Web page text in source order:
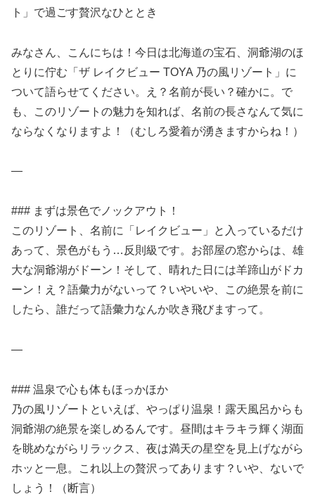
ト」で過ごす贅沢なひととき
みなさん、こんにちは！今日は北海道の宝石、洞爺湖のほ
とりに佇む「ザ レイクビュー TOYA 乃の風リゾート」に
ついて語らせてください。え？名前が長い？確かに。で
も、このリゾートの魅力を知れば、名前の長さなんて気に
ならなくなりますよ！（むしろ愛着が湧きますからね！）
—
### まずは景色でノックアウト！
このリゾート、名前に「レイクビュー」と入っているだけ
あって、景色がもう…反則級です。お部屋の窓からは、雄
大な洞爺湖がドーン！そして、晴れた日には羊蹄山がドカ
ーン！え？語彙力がないって？いやいや、この絶景を前に
したら、誰だって語彙力なんか吹き飛びますって。
—
### 温泉で心も体もほっかほか
乃の風リゾートといえば、やっぱり温泉！露天風呂からも
洞爺湖の絶景を楽しめるんです。昼間はキラキラ輝く湖面
を眺めながらリラックス、夜は満天の星空を見上げながら
ホッと一息。これ以上の贅沢ってあります？いや、ないで
しょう！（断言）